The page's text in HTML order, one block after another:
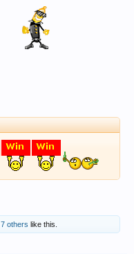
7 others like this.